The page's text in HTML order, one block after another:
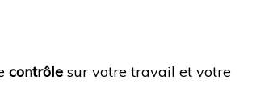
contrôle sur votre travail et votre